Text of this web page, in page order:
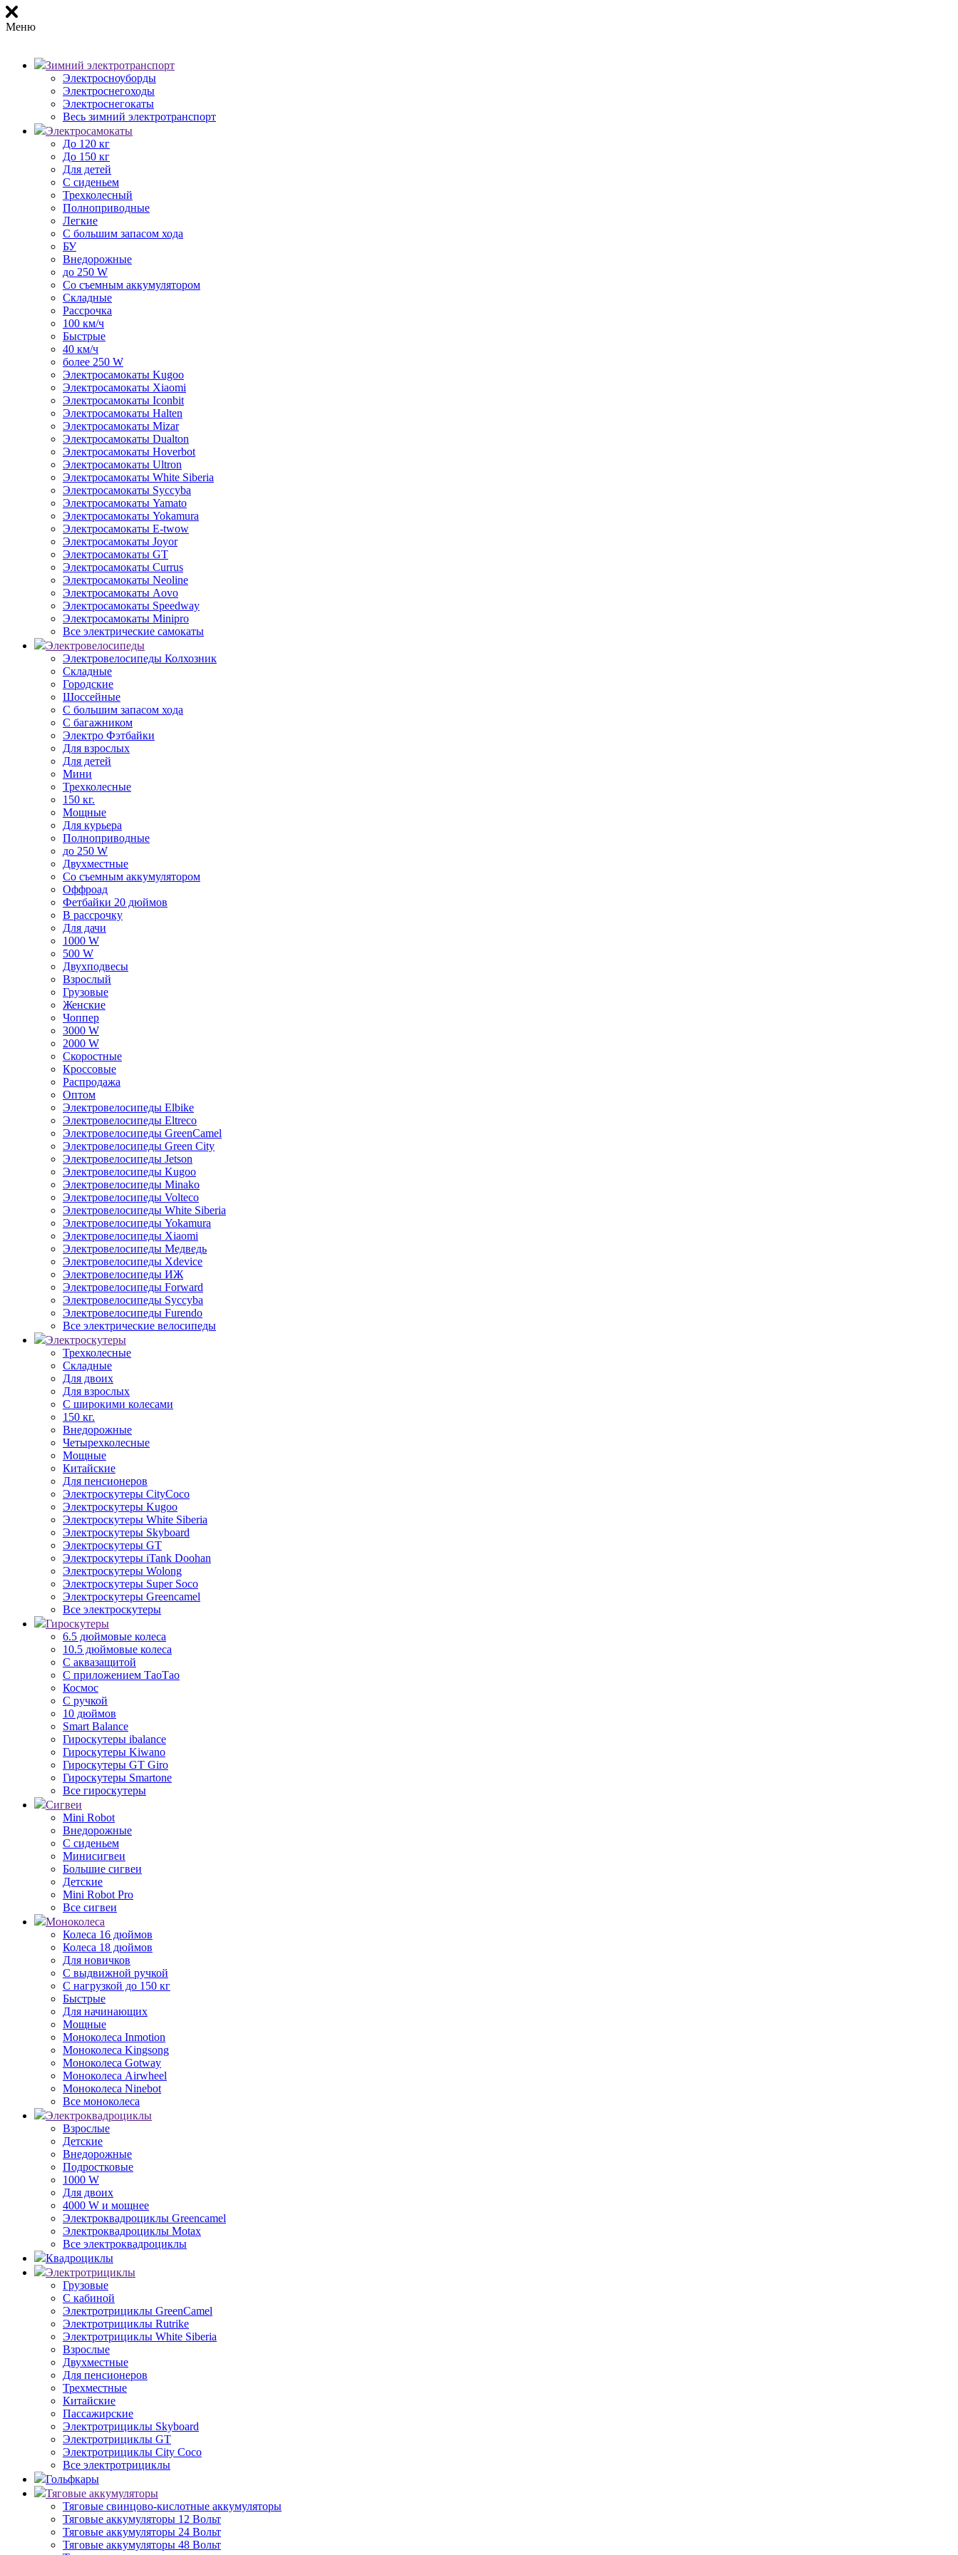
Меню
Зимний электротранспорт
Электросноуборды
Электроснегоходы
Электроснегокаты
Весь зимний электротранспорт
Электросамокаты
До 120 кг
До 150 кг
Для детей
С сиденьем
Трехколесный
Полноприводные
Легкие
С большим запасом хода
БУ
Внедорожные
до 250 W
Со съемным аккумулятором
Складные
Рассрочка
100 км/ч
Быстрые
40 км/ч
более 250 W
Электросамокаты Kugoo
Электросамокаты Xiaomi
Электросамокаты Iconbit
Электросамокаты Halten
Электросамокаты Mizar
Электросамокаты Dualton
Электросамокаты Hoverbot
Электросамокаты Ultron
Электросамокаты White Siberia
Электросамокаты Syccyba
Электросамокаты Yamato
Электросамокаты Yokamura
Электросамокаты E-twow
Электросамокаты Joyor
Электросамокаты GT
Электросамокаты Currus
Электросамокаты Neoline
Электросамокаты Aovo
Электросамокаты Speedway
Электросамокаты Minipro
Все электрические самокаты
Электровелосипеды
Электровелосипеды Колхозник
Складные
Городские
Шоссейные
С большим запасом хода
С багажником
Электро Фэтбайки
Для взрослых
Для детей
Мини
Трехколесные
150 кг.
Мощные
Для курьера
Полноприводные
до 250 W
Двухместные
Со съемным аккумулятором
Оффроад
Фетбайки 20 дюймов
В рассрочку
Для дачи
1000 W
500 W
Двухподвесы
Взрослый
Грузовые
Женские
Чоппер
3000 W
2000 W
Скоростные
Кроссовые
Распродажа
Оптом
Электровелосипеды Elbike
Электровелосипеды Eltreco
Электровелосипеды GreenCamel
Электровелосипеды Green City
Электровелосипеды Jetson
Электровелосипеды Kugoo
Электровелосипеды Minako
Электровелосипеды Volteco
Электровелосипеды White Siberia
Электровелосипеды Yokamura
Электровелосипеды Xiaomi
Электровелосипеды Медведь
Электровелосипеды Xdevice
Электровелосипеды ИЖ
Электровелосипеды Forward
Электровелосипеды Syccyba
Электровелосипеды Furendo
Все электрические велосипеды
Электроскутеры
Трехколесные
Складные
Для двоих
Для взрослых
С широкими колесами
150 кг.
Внедорожные
Четырехколесные
Мощные
Китайские
Для пенсионеров
Электроскутеры CityCoco
Электроскутеры Kugoo
Электроскутеры White Siberia
Электроскутеры Skyboard
Электроскутеры GT
Электроскутеры iTank Doohan
Электроскутеры Wolong
Электроскутеры Super Soco
Электроскутеры Greencamel
Все электроскутеры
Гироскутеры
6.5 дюймовые колеса
10.5 дюймовые колеса
С аквазащитой
С приложением ТаоТао
Космос
С ручкой
10 дюймов
Smart Balance
Гироскутеры ibalance
Гироскутеры Kiwano
Гироскутеры GT Giro
Гироскутеры Smartone
Все гироскутеры
Сигвеи
Mini Robot
Внедорожные
С сиденьем
Минисигвеи
Большие сигвеи
Детские
Mini Robot Pro
Все сигвеи
Моноколеса
Колеса 16 дюймов
Колеса 18 дюймов
Для новичков
С выдвижной ручкой
С нагрузкой до 150 кг
Быстрые
Для начинающих
Мощные
Моноколеса Inmotion
Моноколеса Kingsong
Моноколеса Gotway
Моноколеса Airwheel
Моноколеса Ninebot
Все моноколеса
Электроквадроциклы
Взрослые
Детские
Внедорожные
Подростковые
1000 W
Для двоих
4000 W и мощнее
Электроквадроциклы Greencamel
Электроквадроциклы Motax
Все электроквадроциклы
Квадроциклы
Электротрициклы
Грузовые
С кабиной
Электротрициклы GreenCamel
Электротрициклы Rutrike
Электротрициклы White Siberia
Взрослые
Двухместные
Для пенсионеров
Трехместные
Китайские
Пассажирские
Электротрициклы Skyboard
Электротрициклы GT
Электротрициклы City Coco
Все электротрициклы
Гольфкары
Тяговые аккумуляторы
Тяговые свинцово-кислотные аккумуляторы
Тяговые аккумуляторы 12 Вольт
Тяговые аккумуляторы 24 Вольт
Тяговые аккумуляторы 48 Вольт